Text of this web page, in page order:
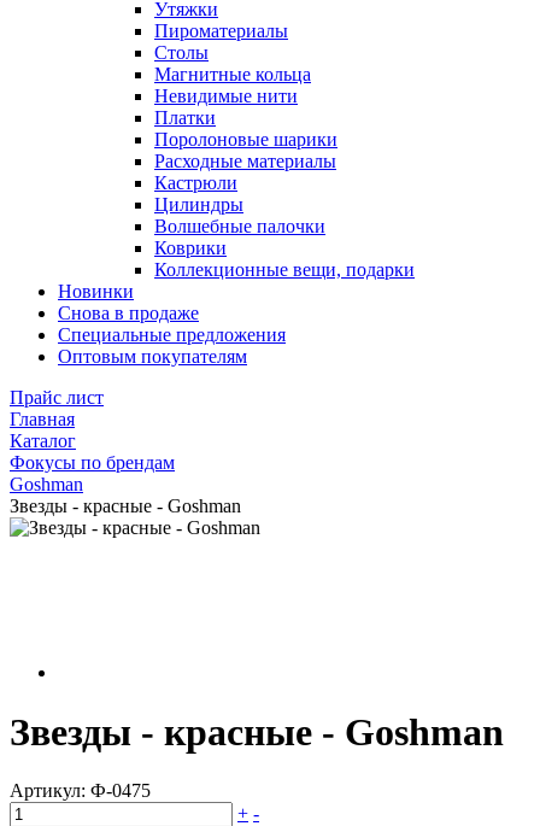
Утяжки
Пироматериалы
Столы
Магнитные кольца
Невидимые нити
Платки
Поролоновые шарики
Расходные материалы
Кастрюли
Цилиндры
Волшебные палочки
Коврики
Коллекционные вещи, подарки
Новинки
Снова в продаже
Специальные предложения
Оптовым покупателям
Прайс лист
Главная
Каталог
Фокусы по брендам
Goshman
Звезды - красные - Goshman
Звезды - красные - Goshman
Артикул: Ф-0475
+ -